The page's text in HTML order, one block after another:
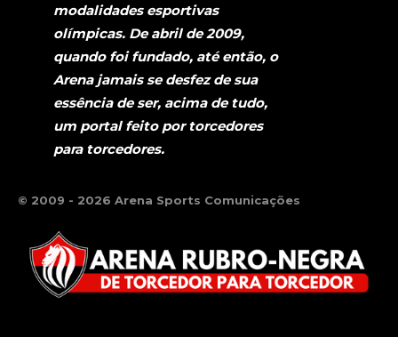
modalidades esportivas
olímpicas. De abril de 2009,
quando foi fundado, até então, o
Arena jamais se desfez de sua
essência de ser, acima de tudo,
um portal feito por torcedores
para torcedores.
© 2009 - 2026 Arena Sports Comunicações